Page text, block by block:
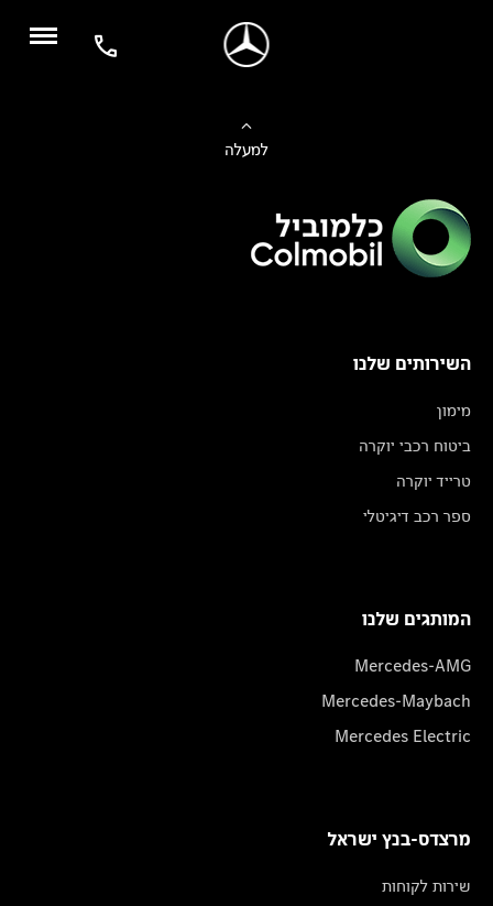
למעלה
השירותים שלנו
מימון
ביטוח רכבי יוקרה
טרייד יוקרה
ספר רכב דיגיטלי
המותגים שלנו
Mercedes-AMG
Mercedes-Maybach
Mercedes Electric
מרצדס-בנץ ישראל
שירות לקוחות